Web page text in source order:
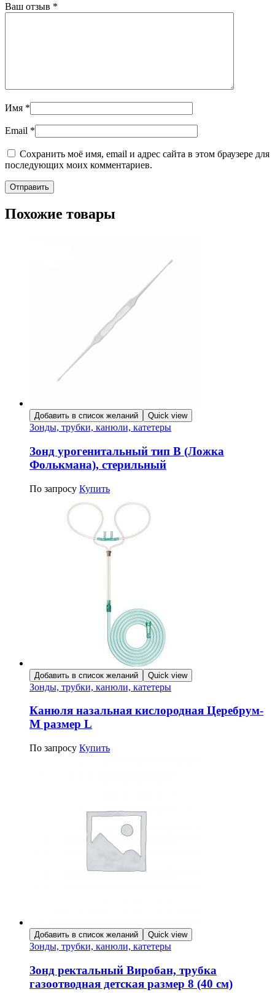
Ваш отзыв *
Имя *
Email *
Сохранить моё имя, email и адрес сайта в этом браузере для
последующих моих комментариев.
Похожие товары
Добавить в список желаний Quick view
Зонды, трубки, канюли, катетеры
Зонд урогенитальный тип В (Ложка
Фолькмана), стерильный
По запросу Купить
Добавить в список желаний Quick view
Зонды, трубки, канюли, катетеры
Канюля назальная кислородная Церебрум-
М размер L
По запросу Купить
Добавить в список желаний Quick view
Зонды, трубки, канюли, катетеры
Зонд ректальный Виробан, трубка
газоотводная детская размер 8 (40 см)